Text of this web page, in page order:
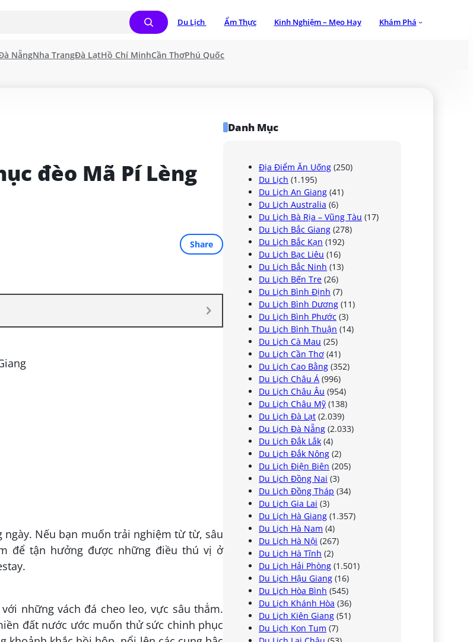
Du Lịch Ẩm Thực Kinh Nghiệm – Mẹo Hay Khám Phá
NẵngNha TrangĐà LạtHồ Chí MinhCần ThơPhú Quốc
đèo Mã Pí Lèng
Share
Nếu bạn muốn trải nghiệm từ từ, sâu
để tận hưởng được những điều thú vị ở
những vách đá cheo leo, vực sâu thẳm.
đất nước ước muốn thử sức chinh phục
Danh Mục
Địa Điểm Ăn Uống (250)
Du Lịch (1.195)
Du Lịch An Giang (41)
Du Lịch Australia (6)
Du Lịch Bà Rịa – Vũng Tàu (17)
Du Lịch Bắc Giang (278)
Du Lịch Bắc Kạn (192)
Du Lịch Bạc Liêu (16)
Du Lịch Bắc Ninh (13)
Du Lịch Bến Tre (26)
Du Lịch Bình Định (7)
Du Lịch Bình Dương (11)
Du Lịch Bình Phước (3)
Du Lịch Bình Thuận (14)
Du Lịch Cà Mau (25)
Du Lịch Cần Thơ (41)
Du Lịch Cao Bằng (352)
Du Lịch Châu Á (996)
Du Lịch Châu Âu (954)
Du Lịch Châu Mỹ (138)
Du Lịch Đà Lạt (2.039)
Du Lịch Đà Nẵng (2.033)
Du Lịch Đắk Lắk (4)
Du Lịch Đắk Nông (2)
Du Lịch Điện Biên (205)
Du Lịch Đồng Nai (3)
Du Lịch Đồng Tháp (34)
Du Lịch Gia Lai (3)
Du Lịch Hà Giang (1.357)
Du Lịch Hà Nam (4)
Du Lịch Hà Nội (267)
Du Lịch Hà Tĩnh (2)
Du Lịch Hải Phòng (1.501)
Du Lịch Hậu Giang (16)
Du Lịch Hòa Bình (545)
Du Lịch Khánh Hòa (36)
Du Lịch Kiên Giang (51)
Du Lịch Kon Tum (7)